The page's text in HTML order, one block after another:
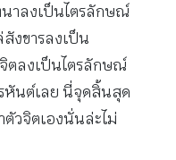
นาลงเป็นไตรลักษณ์
งขารลงเป็น
ลงเป็นไตรลักษณ์
หันต์เลย นี่จุดสิ้นสุด
วจิตเองนั่นล่ะไม่